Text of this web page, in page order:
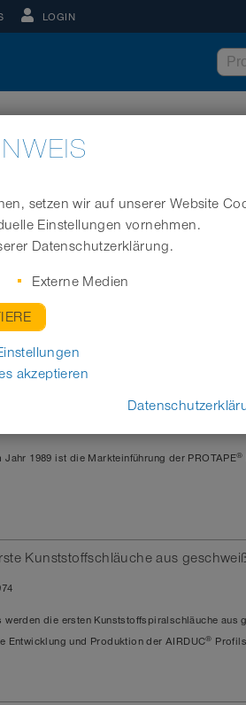
LOGIN
2011 2010 2009 2008
Jahr 1989 ist die Markteinführung der PROTAPE®
Kunststoffschläuche aus
werden die ersten Kunststoffspiralschläuche aus
Entwicklung und Produktion der AIRDUC®
setzen wir auf unserer Website
Einstellungen vornehmen.
Datenschutzerklärung.
Externe Medien
akzeptieren